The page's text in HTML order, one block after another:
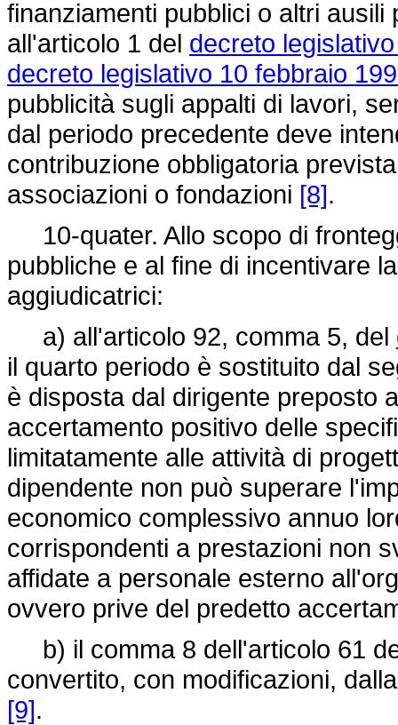
finanziamenti pubblici o altri
all'articolo 1 del decreto
decreto legislativo 10 febbraio
pubblicità sugli appalti di lavori,
dal periodo precedente deve
contribuzione obbligatoria
associazioni o fondazioni [8].
10-quater. Allo scopo di
pubbliche e al fine di incentivare
aggiudicatrici:
a) all'articolo 92, comma 5, del
il quarto periodo è sostituito dal
è disposta dal dirigente preposto
accertamento positivo delle
limitatamente alle attività di
dipendente non può superare
economico complessivo annuo
corrispondenti a prestazioni non
affidate a personale esterno
ovvero prive del predetto
b) il comma 8 dell'articolo 61
convertito, con modificazioni,
[9].